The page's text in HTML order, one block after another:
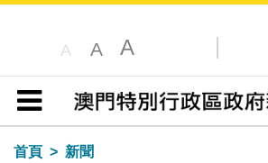
A A A
目錄
首頁
新聞